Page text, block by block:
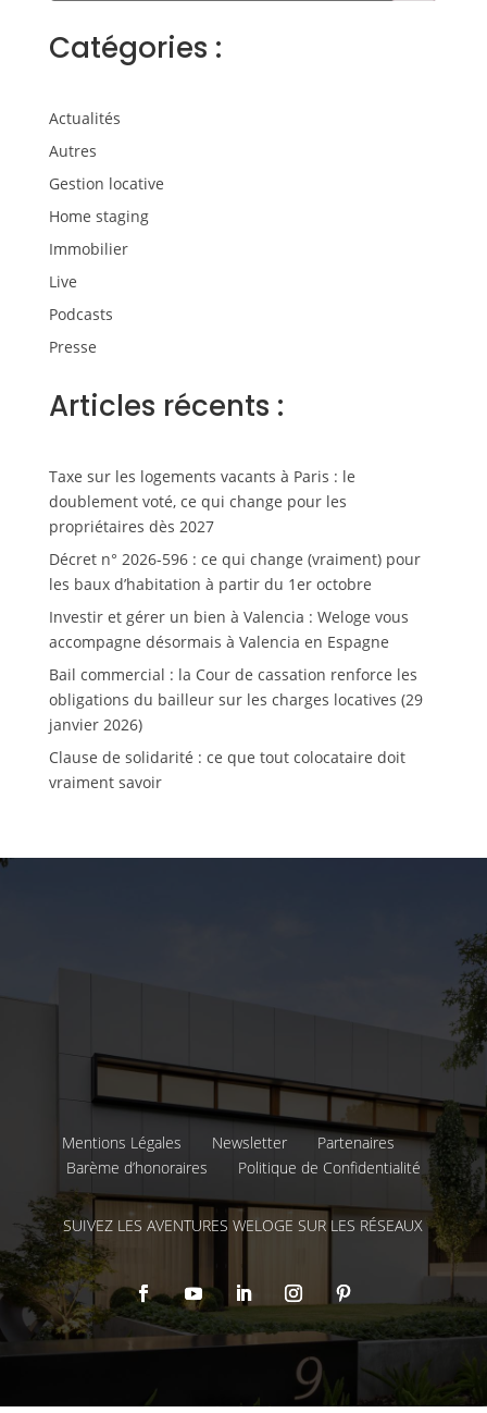
Catégories :
Actualités
Autres
Gestion locative
Home staging
Immobilier
Live
Podcasts
Presse
Articles récents :
Taxe sur les logements vacants à Paris : le
doublement voté, ce qui change pour les
propriétaires dès 2027
Décret n° 2026-596 : ce qui change (vraiment) pour
les baux d’habitation à partir du 1er octobre
Investir et gérer un bien à Valencia : Weloge vous
accompagne désormais à Valencia en Espagne
Bail commercial : la Cour de cassation renforce les
obligations du bailleur sur les charges locatives (29
janvier 2026)
Clause de solidarité : ce que tout colocataire doit
vraiment savoir
Mentions Légales Newsletter
Partenaires
Barème d’honoraires
Politique de Confidentialité
SUIVEZ LES AVENTURES WELOGE SUR LES RÉSEAUX